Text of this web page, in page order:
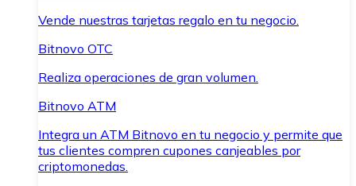
Vende nuestras tarjetas regalo en tu negocio.
Bitnovo OTC
Realiza operaciones de gran volumen.
Bitnovo ATM
Integra un ATM Bitnovo en tu negocio y permite que
tus clientes compren cupones canjeables por
criptomonedas.